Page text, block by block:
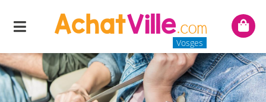
Menu
Vosges
Mon